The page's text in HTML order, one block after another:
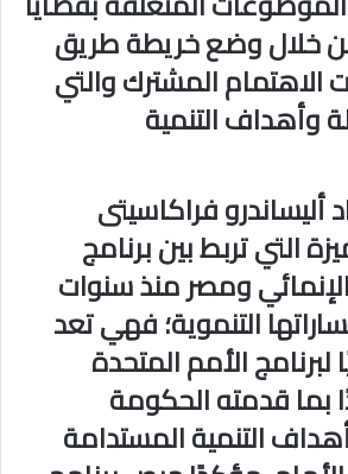
من خلال وضع خريطة طريق
الاهتمام المشترك والتي
وأهداف التنمية
أليساندرو فراكاسيتى
التي تربط بين برنامج
ومصر منذ سنوات
التنموية؛ فهي تعد
لبرنامج الأمم المتحدة
بما قدمته الحكومة
التنمية المستدامة